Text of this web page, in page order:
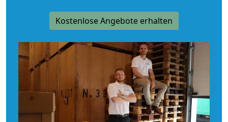
Kostenlose Angebote erhalten